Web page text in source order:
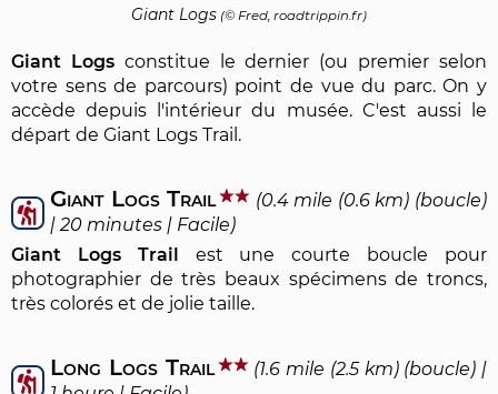
Giant Logs (© Fred, roadtrippin.fr)
Giant Logsconstitue le dernier (ou premier selon
votre sens de parcours) point de vue du parc. On y
accède depuis l'intérieur du musée. C'est aussi le
départ de Giant Logs Trail.
Giant Logs Trail
(0.4 mile (0.6 km) (boucle)
| 20 minutes | Facile)
Giant Logs Trail est une courte boucle pour
photographier de très beaux spécimens de troncs,
très colorés et de jolie taille.
Long Logs Trail
(1.6 mile (2.5 km) (boucle) |